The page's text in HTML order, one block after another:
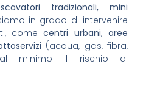
tradizionali, mini
in grado di intervenire
comecentri urbani, aree
(acqua, gas, fibra,
al minimo il rischio di